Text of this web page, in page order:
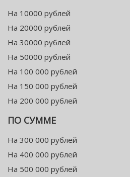
На 10000 рублей
На 20000 рублей
На 30000 рублей
На 50000 рублей
На 100 000 рублей
На 150 000 рублей
На 200 000 рублей
ПО СУММЕ
На 300 000 рублей
На 400 000 рублей
На 500 000 рублей